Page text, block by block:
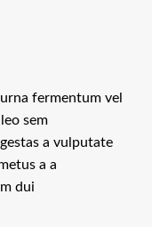
fermentum vel
sem
a vulputate
a a
dui